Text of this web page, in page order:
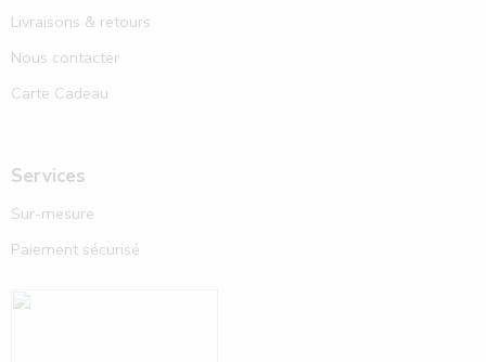
Livraisons & retours
Nous contacter
Carte Cadeau
Services
Sur-mesure
Paiement sécurisé